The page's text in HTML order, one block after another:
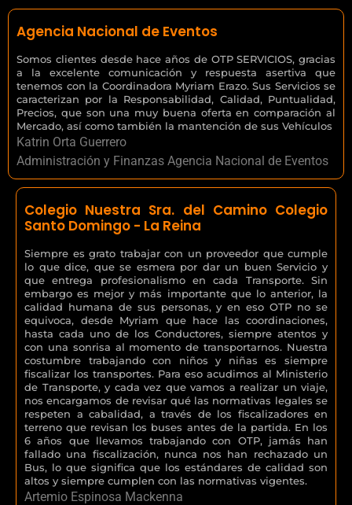
Agencia Nacional de Eventos
Somos clientes desde hace años de OTP SERVICIOS, gracias
a la excelente comunicación y respuesta asertiva que
tenemos con la Coordinadora Myriam Erazo. Sus Servicios se
caracterizan por la Responsabilidad, Calidad, Puntualidad,
Precios, que son una muy buena oferta en comparación al
Mercado, así como también la mantención de sus Vehículos
Katrin Orta Guerrero
Administración y Finanzas Agencia Nacional de Eventos
Colegio Nuestra Sra. del Camino Colegio
Santo Domingo - La Reina
Siempre es grato trabajar con un proveedor que cumple
lo que dice, que se esmera por dar un buen Servicio y
que entrega profesionalismo en cada Transporte. Sin
embargo es mejor y más importante que lo anterior, la
calidad humana de sus personas, y en eso OTP no se
equivoca, desde Myriam que hace las coordinaciones,
hasta cada uno de los Conductores, siempre atentos y
con una sonrisa al momento de transportarnos. Nuestra
costumbre trabajando con niños y niñas es siempre
fiscalizar los transportes. Para eso acudimos al Ministerio
de Transporte, y cada vez que vamos a realizar un viaje,
nos encargamos de revisar qué las normativas legales se
respeten a cabalidad, a través de los fiscalizadores en
terreno que revisan los buses antes de la partida. En los
6 años que llevamos trabajando con OTP, jamás han
fallado una fiscalización, nunca nos han rechazado un
Bus, lo que significa que los estándares de calidad son
altos y siempre cumplen con las normativas vigentes.
Artemio Espinosa Mackenna